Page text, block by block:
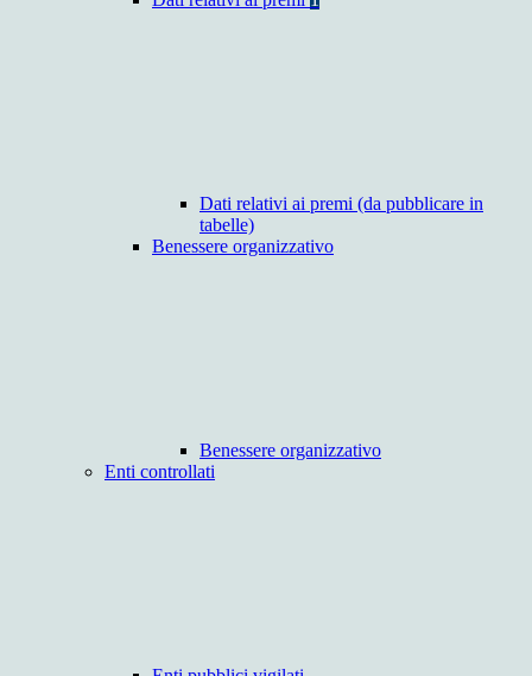
Dati relativi ai premi (da pubblicare in
tabelle)
Benessere organizzativo
Benessere organizzativo
Enti controllati